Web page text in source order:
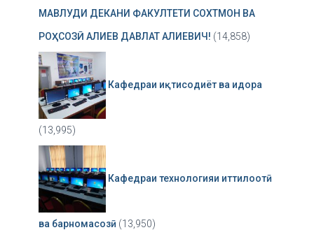
МАВЛУДИ ДЕКАНИ ФАКУЛТЕТИ СОХТМОН ВА
РОҲСОЗӢ АЛИЕВ ДАВЛАТ АЛИЕВИЧ! (14,858)
Кафедраи иқтисодиёт ва идора
(13,995)
Кафедраи технологияи иттилоотӣ
ва барномасозӣ (13,950)